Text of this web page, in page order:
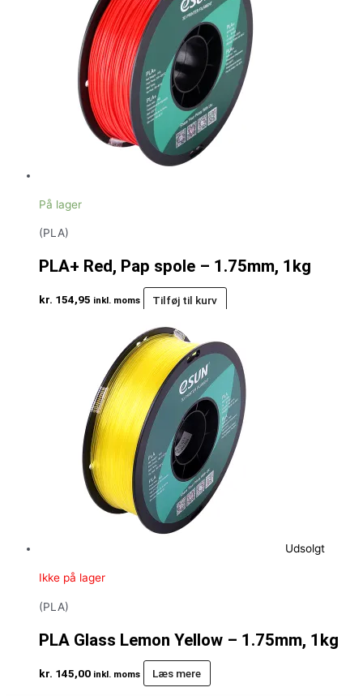
På lager
(PLA)
PLA+ Red, Pap spole – 1.75mm, 1kg
kr. 154,95 inkl. moms Tilføj til kurv
Udsolgt
Ikke på lager
(PLA)
PLA Glass Lemon Yellow – 1.75mm, 1kg
kr. 145,00 inkl. moms Læs mere